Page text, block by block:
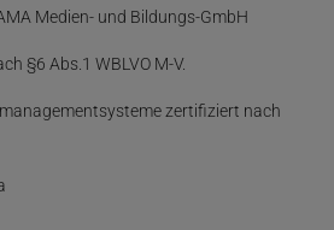
Medien- und Bildungs-GmbH
§6 Abs.1 WBLVO M-V.
zertifiziert nach